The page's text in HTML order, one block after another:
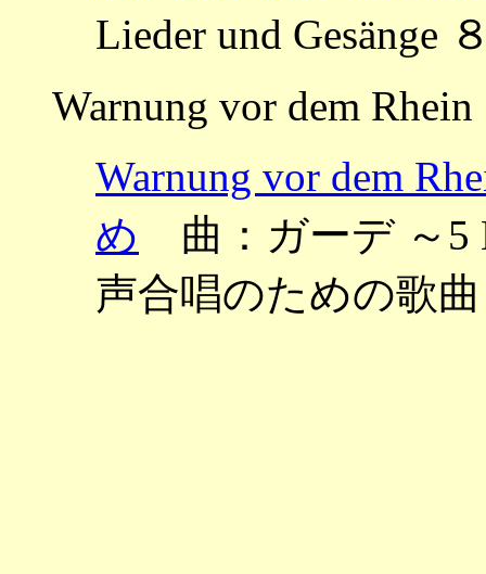
Lieder und Gesänge
Warnung vor dem Rhein
Warnung vor dem
め 曲：ガーデ ～5
声合唱のための歌曲